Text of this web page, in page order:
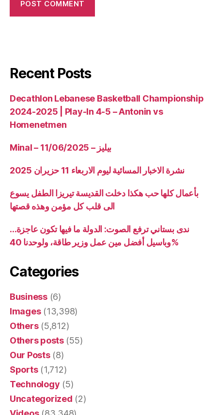
Recent Posts
Decathlon Lebanese Basketball Championship
2024-2025 | Play-In 4-5 – Antonin vs
Homenetmen
Minal – 11/06/2025 – بيليز
نشرة الاخبار المسائية ليوم الاربعاء 11 حزيران 2025
بأعمال كلها حب هكذا دخلت القديسة تيريزا الطفل يسوع
الى قلب كل مؤمن وهذه قصتها
ندى بستاني ترفع الصوت: الدولة ما فيها تكون عاجزة…
وباسيل أفضل مين عمل وزير طاقة، ولوحدنا 40%
Categories
Business(6)
Images(13,398)
Others(5,812)
Others posts(55)
Our Posts(8)
Sports(1,712)
Technology (5)
Uncategorized (2)